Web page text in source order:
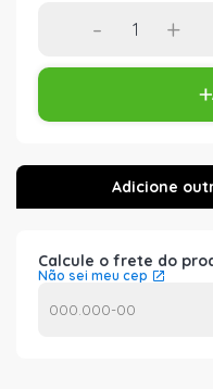
- +
Calcule o frete do
Não sei meu cep